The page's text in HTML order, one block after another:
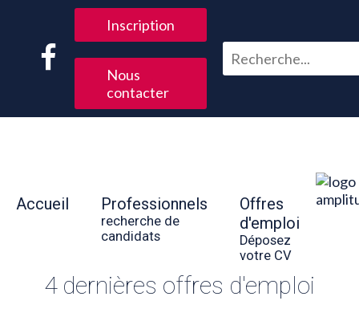
Inscription
Nous
contacter
Accueil Professionnels
recherche de
candidats
Offres
d'emploi
Déposez
votre CV
4 dernières offres d'emploi